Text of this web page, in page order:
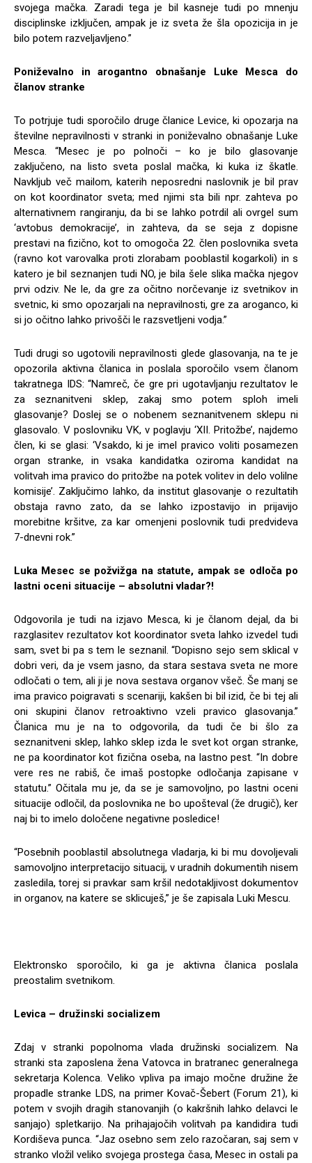
svojega mačka. Zaradi tega je bil kasneje tudi po mnenju
disciplinske izključen, ampak je iz sveta že šla opozicija in je
bilo potem razveljavljeno.”
Poniževalno in arogantno obnašanje Luke Mesca do
članov stranke
To potrjuje tudi sporočilo druge članice Levice, ki opozarja na
številne nepravilnosti v stranki in poniževalno obnašanje Luke
Mesca. “Mesec je po polnoči – ko je bilo glasovanje
zaključeno, na listo sveta poslal mačka, ki kuka iz škatle.
Navkljub več mailom, katerih neposredni naslovnik je bil prav
on kot koordinator sveta; med njimi sta bili npr. zahteva po
alternativnem rangiranju, da bi se lahko potrdil ali ovrgel sum
‘avtobus demokracije’, in zahteva, da se seja z dopisne
prestavi na fizično, kot to omogoča 22. člen poslovnika sveta
(ravno kot varovalka proti zlorabam pooblastil kogarkoli) in s
katero je bil seznanjen tudi NO, je bila šele slika mačka njegov
prvi odziv. Ne le, da gre za očitno norčevanje iz svetnikov in
svetnic, ki smo opozarjali na nepravilnosti, gre za aroganco, ki
si jo očitno lahko privošči le razsvetljeni vodja.”
Tudi drugi so ugotovili nepravilnosti glede glasovanja, na te je
opozorila aktivna članica in poslala sporočilo vsem članom
takratnega IDS: “Namreč, če gre pri ugotavljanju rezultatov le
za seznanitveni sklep, zakaj smo potem sploh imeli
glasovanje? Doslej se o nobenem seznanitvenem sklepu ni
glasovalo. V poslovniku VK, v poglavju ‘XII. Pritožbe’, najdemo
člen, ki se glasi: ‘Vsakdo, ki je imel pravico voliti posamezen
organ stranke, in vsaka kandidatka oziroma kandidat na
volitvah ima pravico do pritožbe na potek volitev in delo volilne
komisije’. Zaključimo lahko, da institut glasovanje o rezultatih
obstaja ravno zato, da se lahko izpostavijo in prijavijo
morebitne kršitve, za kar omenjeni poslovnik tudi predvideva
7-dnevni rok.”
Luka Mesec se požvižga na statute, ampak se odloča po
lastni oceni situacije – absolutni vladar?!
Odgovorila je tudi na izjavo Mesca, ki je članom dejal, da bi
razglasitev rezultatov kot koordinator sveta lahko izvedel tudi
sam, svet bi pa s tem le seznanil. “Dopisno sejo sem sklical v
dobri veri, da je vsem jasno, da stara sestava sveta ne more
odločati o tem, ali ji je nova sestava organov všeč. Še manj se
ima pravico poigravati s scenariji, kakšen bi bil izid, če bi tej ali
oni skupini članov retroaktivno vzeli pravico glasovanja.”
Članica mu je na to odgovorila, da tudi če bi šlo za
seznanitveni sklep, lahko sklep izda le svet kot organ stranke,
ne pa koordinator kot fizična oseba, na lastno pest. “In dobre
vere res ne rabiš, če imaš postopke odločanja zapisane v
statutu.” Očitala mu je, da se je samovoljno, po lastni oceni
situacije odločil, da poslovnika ne bo upošteval (že drugič), ker
naj bi to imelo določene negativne posledice!
“Posebnih pooblastil absolutnega vladarja, ki bi mu dovoljevali
samovoljno interpretacijo situacij, v uradnih dokumentih nisem
zasledila, torej si pravkar sam kršil nedotakljivost dokumentov
in organov, na katere se sklicuješ,” je še zapisala Luki Mescu.
Elektronsko sporočilo, ki ga je aktivna članica poslala
preostalim svetnikom.
Levica – družinski socializem
Zdaj v stranki popolnoma vlada družinski socializem. Na
stranki sta zaposlena žena Vatovca in bratranec generalnega
sekretarja Kolenca. Veliko vpliva pa imajo močne družine že
propadle stranke LDS, na primer Kovač-Šebert (Forum 21), ki
potem v svojih dragih stanovanjih (o kakršnih lahko delavci le
sanjajo) spletkarijo. Na prihajajočih volitvah pa kandidira tudi
Kordiševa punca. “Jaz osebno sem zelo razočaran, saj sem v
stranko vložil veliko svojega prostega časa, Mesec in ostali pa